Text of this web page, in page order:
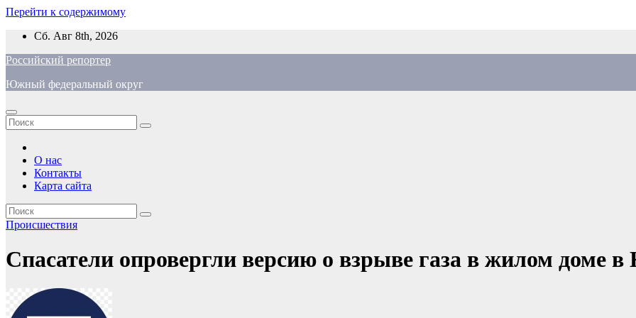
Перейти к содержимому
Сб. Авг 8th, 2026
Российский репортер
Южный федеральный округ
О нас
Контакты
Карта сайта
Происшествия
Спасатели опровергли версию о взрыве газа в жилом доме в